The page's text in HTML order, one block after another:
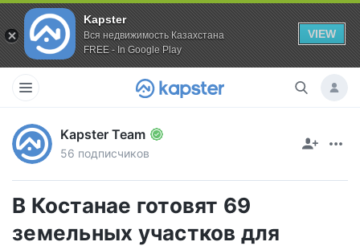
Kapster
Вся недвижимость Казахстана
FREE - In Google Play
VIEW
Kapster Team
56 подписчиков
В Костанае готовят 69
земельных участков для